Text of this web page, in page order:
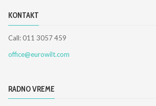
KONTAKT
Call: 011 3057 459
office@eurowilt.com
RADNO VREME